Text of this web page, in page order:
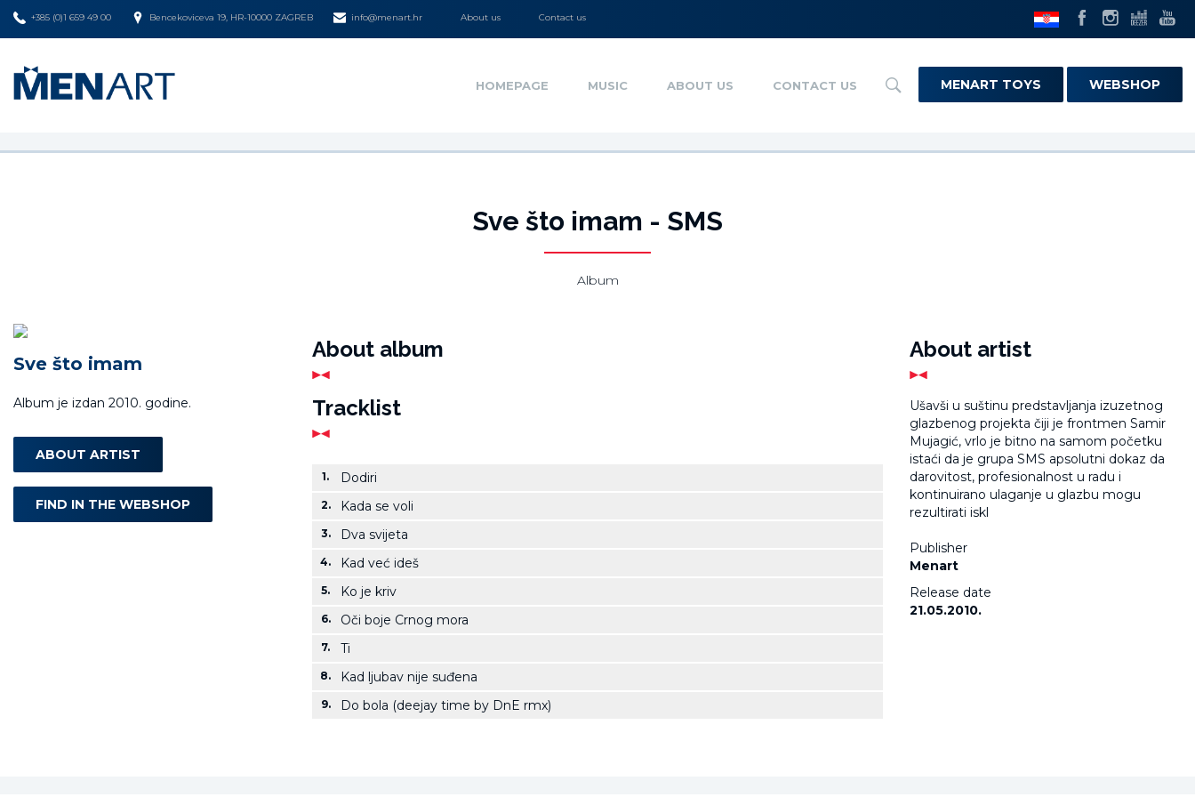
+385 (0)1 659 49 00 Bencekoviceva 19, HR-10000 ZAGREB info@menart.hr About us Contact us
HOMEPAGE MUSIC ABOUT US CONTACT US MENART TOYS WEBSHOP
Sve što imam - SMS
Album
Sve što imam
Album je izdan 2010. godine.
ABOUT ARTIST
FIND IN THE WEBSHOP
About album
Tracklist
1. Dodiri
2. Kada se voli
3. Dva svijeta
4. Kad već ideš
5. Ko je kriv
6. Oči boje Crnog mora
7. Ti
8. Kad ljubav nije suđena
9. Do bola (deejay time by DnE rmx)
About artist
Ušavši u suštinu predstavljanja izuzetnog
glazbenog projekta čiji je frontmen Samir
Mujagić, vrlo je bitno na samom početku
istaći da je grupa SMS apsolutni dokaz da
darovitost, profesionalnost u radu i
kontinuirano ulaganje u glazbu mogu
rezultirati iskl
Publisher
Menart
Release date
21.05.2010.